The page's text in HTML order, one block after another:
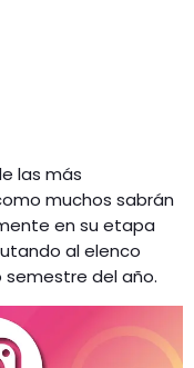
las más
muchos sabrán
en su etapa
al elenco
semestre del año.